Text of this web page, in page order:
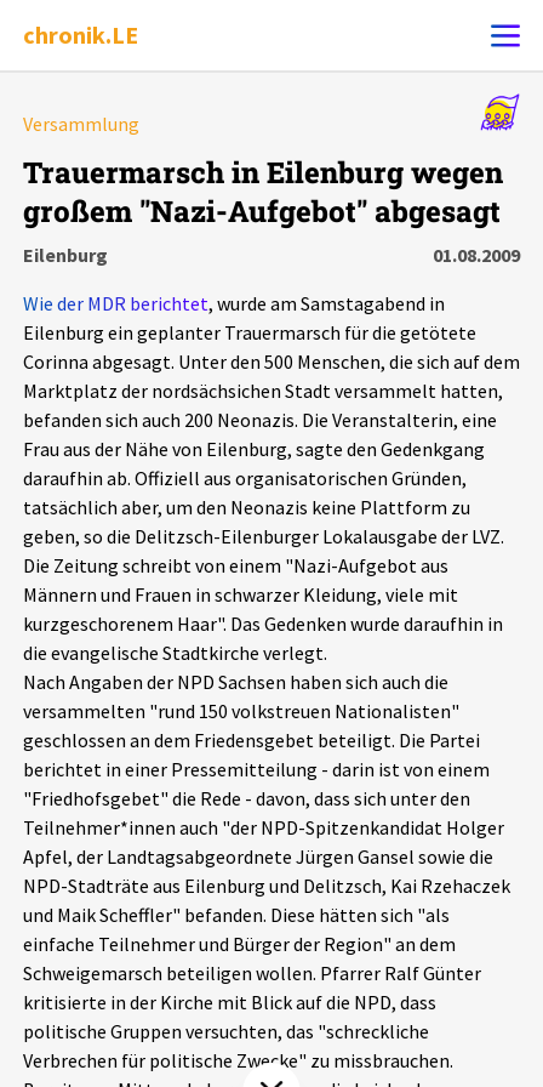
chronik.LE
Chronik
Leipziger Zustände
Schlaglichter
Phänomene
Aktuelles
Alle Beiträge
Veranstaltungen
Pressemitteilungen
Podcasts
Über uns
Projektbeschreibung
Kontakt
Unterstützer_innen
Spenden
chronik.LE in der Presse
Versammlung
Trauermarsch in Eilenburg wegen
großem "Nazi-Aufgebot" abgesagt
Eilenburg
01.08.2009
Wie der MDR berichtet, wurde am Samstagabend in
Eilenburg ein geplanter Trauermarsch für die getötete
Corinna abgesagt. Unter den 500 Menschen, die sich auf dem
Marktplatz der nordsächsichen Stadt versammelt hatten,
befanden sich auch 200 Neonazis. Die Veranstalterin, eine
Frau aus der Nähe von Eilenburg, sagte den Gedenkgang
daraufhin ab. Offiziell aus organisatorischen Gründen,
tatsächlich aber, um den Neonazis keine Plattform zu
geben, so die Delitzsch-Eilenburger Lokalausgabe der LVZ.
Die Zeitung schreibt von einem "Nazi-Aufgebot aus
Männern und Frauen in schwarzer Kleidung, viele mit
kurzgeschorenem Haar". Das Gedenken wurde daraufhin in
die evangelische Stadtkirche verlegt.
Nach Angaben der NPD Sachsen haben sich auch die
versammelten "rund 150 volkstreuen Nationalisten"
geschlossen an dem Friedensgebet beteiligt. Die Partei
berichtet in einer Pressemitteilung - darin ist von einem
"Friedhofsgebet" die Rede - davon, dass sich unter den
Teilnehmer*innen auch "der NPD-Spitzenkandidat Holger
Apfel, der Landtagsabgeordnete Jürgen Gansel sowie die
NPD-Stadträte aus Eilenburg und Delitzsch, Kai Rzehaczek
und Maik Scheffler" befanden. Diese hätten sich "als
einfache Teilnehmer und Bürger der Region" an dem
Schweigemarsch beteiligen wollen. Pfarrer Ralf Günter
kritisierte in der Kirche mit Blick auf die NPD, dass
politische Gruppen versuchten, das "schreckliche
Verbrechen für politische Zwecke" zu missbrauchen.
Alle Ereignisse
Ereignisse Statistik